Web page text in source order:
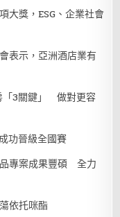
大獎，ESG、企業社會
表示，亞洲酒店業有
「3關鍵」 做對更容
功晉級全國賽
專案成果豐碩 全力
依托咪酯